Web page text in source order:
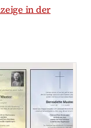
in der